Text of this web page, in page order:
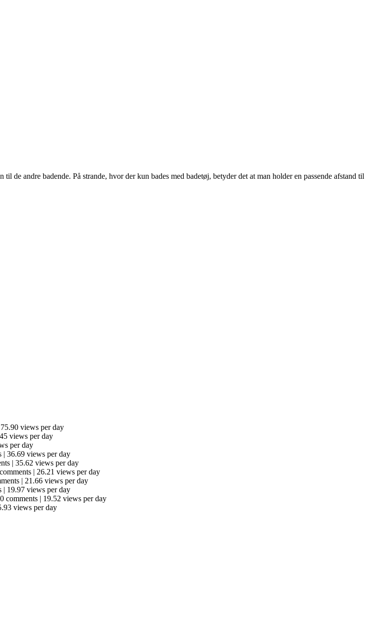
de andre badende. På strande, hvor der kun bades med badetøj, betyder det at man holder en passende afstand til
75.90 views per day
views per day
per day
| 36.69 views per day
| 35.62 views per day
| 26.21 views per day
| 21.66 views per day
| 19.97 views per day
0 comments | 19.52 views per day
views per day